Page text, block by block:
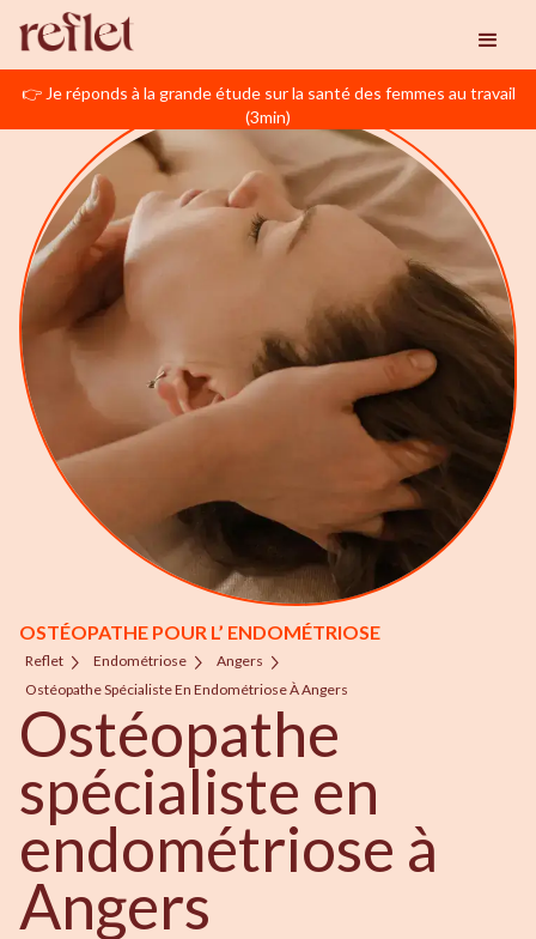
👉 Je réponds à la grande étude sur la santé des femmes au travail
(3min)
OSTÉOPATHE POUR L’ ENDOMÉTRIOSE
Reflet Endométriose
Angers
Ostéopathe Spécialiste En Endométriose À Angers
Ostéopathe
spécialiste en
endométriose à
Angers